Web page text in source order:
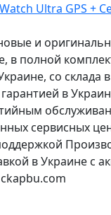
Ultra GPS +
и
в полной
со склада
в
сервисных
в Украине с